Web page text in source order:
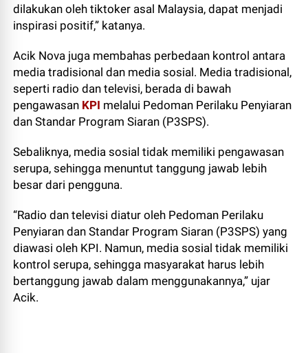
dilakukan oleh tiktoker asal Malaysia, dapat menjadi
inspirasi positif,” katanya.
Acik Nova juga membahas perbedaan kontrol antara
media tradisional dan media sosial. Media tradisional,
seperti radio dan televisi, berada di bawah
pengawasan KPI melalui Pedoman Perilaku Penyiaran
dan Standar Program Siaran (P3SPS).
Sebaliknya, media sosial tidak memiliki pengawasan
serupa, sehingga menuntut tanggung jawab lebih
besar dari pengguna.
“Radio dan televisi diatur oleh Pedoman Perilaku
Penyiaran dan Standar Program Siaran (P3SPS) yang
diawasi oleh KPI. Namun, media sosial tidak memiliki
kontrol serupa, sehingga masyarakat harus lebih
bertanggung jawab dalam menggunakannya,” ujar
Acik.